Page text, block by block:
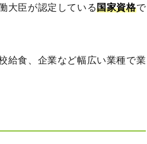
大臣が認定している国家資格で
給食、企業など幅広い業種で業